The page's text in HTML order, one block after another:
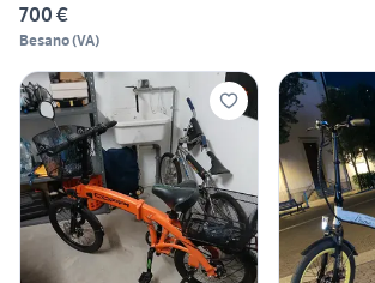
700 €
Besano(VA)